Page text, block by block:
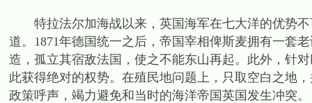
特拉法尔加海战以来，英国海军在七大洋的优势不
道。1871年德国统一之后，帝国宰相俾斯麦拥有一套
造，孤立其宿敌法国，使之不能东山再起。此外，针
此获得绝对的权势。在殖民地问题上，只取空白之地
政策呼声，竭力避免和当时的海洋帝国英国发生冲突。